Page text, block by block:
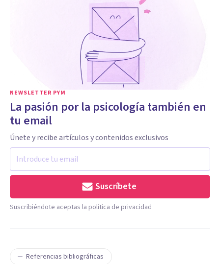
NEWSLETTER PYM
La pasión por la psicología también en
tu email
Únete y recibe artículos y contenidos exclusivos
Suscríbete
Suscribiéndote aceptas la política de privacidad
Referencias bibliográficas